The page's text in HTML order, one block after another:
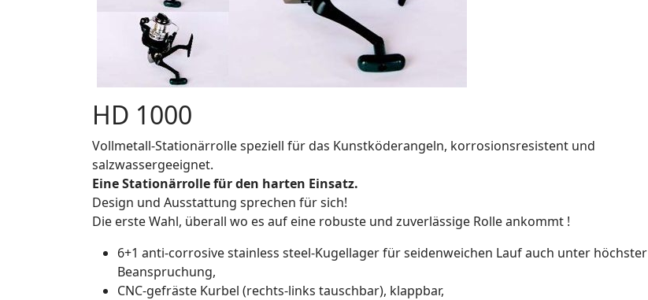
HD 1000
Vollmetall-Stationärrolle speziell für das Kunstköderangeln, korrosionsresistent und
salzwassergeeignet.
Eine Stationärrolle für den harten Einsatz.
Design und Ausstattung sprechen für sich!
Die erste Wahl, überall wo es auf eine robuste und zuverlässige Rolle ankommt !
6+1 anti-corrosive stainless steel-Kugellager für seidenweichen Lauf auch unter höchster
Beanspruchung,
CNC-gefräste Kurbel (rechts-links tauschbar), klappbar,